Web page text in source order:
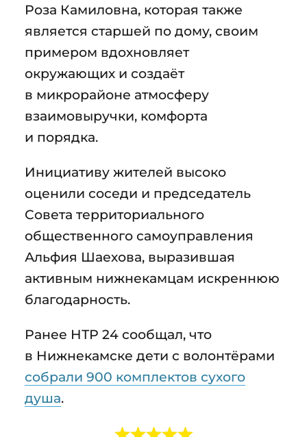
Роза Камиловна, которая также
является старшей по дому, своим
примером вдохновляет
окружающих и создаёт
в микрорайоне атмосферу
взаимовыручки, комфорта
и порядка.
Инициативу жителей высоко
оценили соседи и председатель
Совета территориального
общественного самоуправления
Альфия Шаехова, выразившая
активным нижнекамцам искреннюю
благодарность.
Ранее НТР 24 сообщал, что
в Нижнекамске дети с волонтёрами
собрали 900 комплектов сухого
душа.